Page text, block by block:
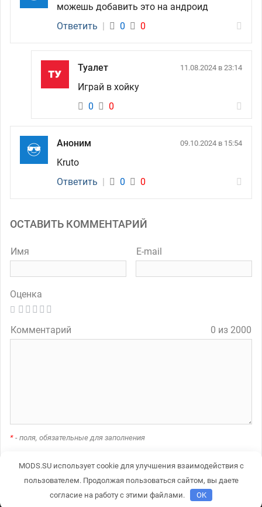
можешь добавить это на андроид
Ответить | 0 0
Туалет 11.08.2024 в 23:14
Играй в хойку
0
0
Аноним 09.10.2024 в 15:54
Kruto
Ответить | 0 0
ОСТАВИТЬ КОММЕНТАРИЙ
Имя E-mail
Оценка
Комментарий 0 из 2000
* - поля, обязательные для заполнения
MODS.SU использует cookie для улучшения взаимодействия с
пользователем. Продолжая пользоваться сайтом, вы даете
согласие на работу с этими файлами.
OK